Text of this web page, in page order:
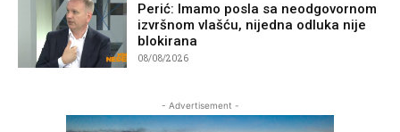
Perić: Imamo posla sa neodgovornom
izvršnom vlašću, nijedna odluka nije
blokirana
08/08/2026
- Advertisement -